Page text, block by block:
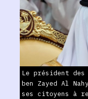
Le président
ben Zayed Al
ses citoyens à